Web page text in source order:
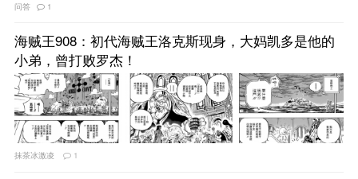
问答 1
海贼王908：初代海贼王洛克斯现身，大妈凯多是他的
小弟，曾打败罗杰！
抹茶冰激凌 1